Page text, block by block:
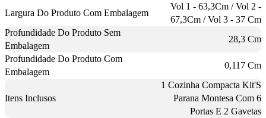
Largura Do Produto Com Embalagem
Vol 1 - 63,3Cm / Vol 2 -
67,3Cm / Vol 3 - 37 Cm
Profundidade Do Produto Sem
Embalagem
28,3 Cm
Profundidade Do Produto Com
Embalagem
0,117 Cm
Itens Inclusos
1 Cozinha Compacta Kit'S
Parana Montesa Com 6
Portas E 2 Gavetas